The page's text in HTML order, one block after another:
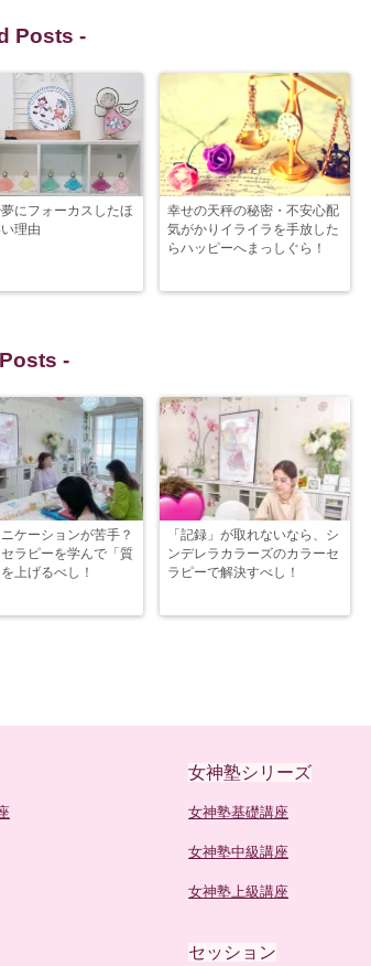
Posts -
にフォーカスしたほ
理由
幸せの天秤の秘密・不安心配
気がかりイライラを手放した
らハッピーへまっしぐら！
-
ケーションが苦手？
ラピーを学んで「質
上げるべし！
「記録」が取れないなら、シ
ンデレラカラーズのカラーセ
ラピーで解決すべし！
女神塾シリーズ
女神塾基礎講座
女神塾中級講座
女神塾上級講座
セッション